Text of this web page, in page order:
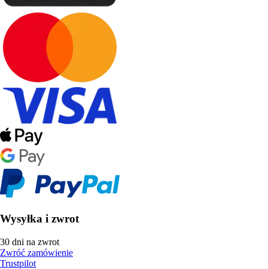
Wysyłka i zwrot
30 dni na zwrot
Zwróć zamówienie
Trustpilot